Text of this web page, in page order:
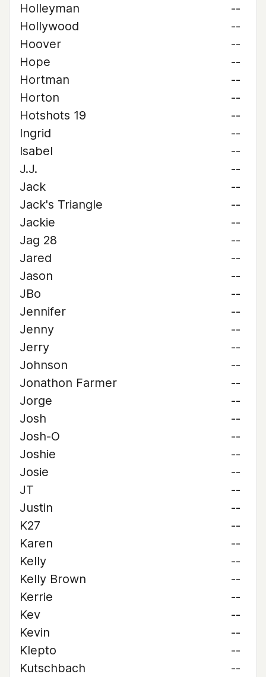
Holleyman
--
Hollywood
--
Hoover
--
Hope
--
Hortman
--
Horton
--
Hotshots 19
--
Ingrid
--
Isabel
--
J.J.
--
Jack
--
Jack's Triangle
--
Jackie
--
Jag 28
--
Jared
--
Jason
--
JBo
--
Jennifer
--
Jenny
--
Jerry
--
Johnson
--
Jonathon Farmer
--
Jorge
--
Josh
--
Josh-O
--
Joshie
--
Josie
--
JT
--
Justin
--
K27
--
Karen
--
Kelly
--
Kelly Brown
--
Kerrie
--
Kev
--
Kevin
--
Klepto
--
Kutschbach
--